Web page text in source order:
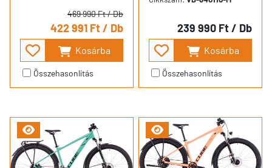
469 990 Ft/ Db
422 991 Ft/ Db
Kosárba
Összehasonlítás
239 990 Ft/ Db
Kosárba
Összehasonlítás